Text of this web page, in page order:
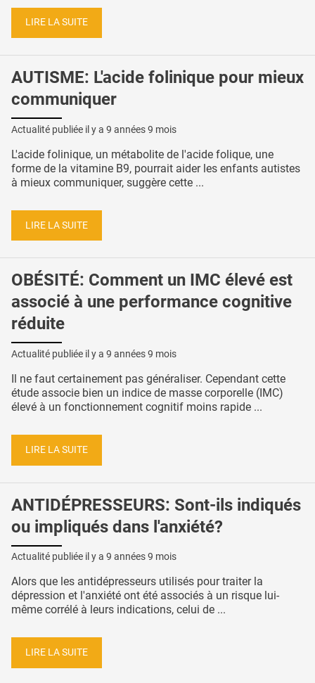
LIRE LA SUITE
AUTISME: L'acide folinique pour mieux
communiquer
Actualité publiée il y a 9 années 9 mois
L'acide folinique, un métabolite de l'acide folique, une
forme de la vitamine B9, pourrait aider les enfants autistes
à mieux communiquer, suggère cette ...
LIRE LA SUITE
OBÉSITÉ: Comment un IMC élevé est
associé à une performance cognitive
réduite
Actualité publiée il y a 9 années 9 mois
Il ne faut certainement pas généraliser. Cependant cette
étude associe bien un indice de masse corporelle (IMC)
élevé à un fonctionnement cognitif moins rapide ...
LIRE LA SUITE
ANTIDÉPRESSEURS: Sont-ils indiqués
ou impliqués dans l'anxiété?
Actualité publiée il y a 9 années 9 mois
Alors que les antidépresseurs utilisés pour traiter la
dépression et l'anxiété ont été associés à un risque lui-
même corrélé à leurs indications, celui de ...
LIRE LA SUITE